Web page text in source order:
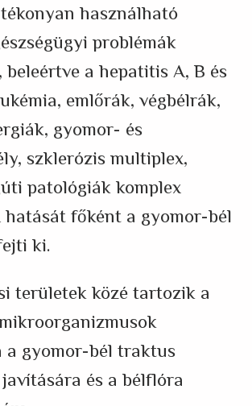
használható
problémák
beleértve a hepatitis A, B és
emlőrák, végbélrák,
gyomor- és
szklerózis multiplex,
patológiák komplex
főként a gyomor-bél
ki.
területek közé tartozik a
a gyomor-bél traktus
és a bélflóra